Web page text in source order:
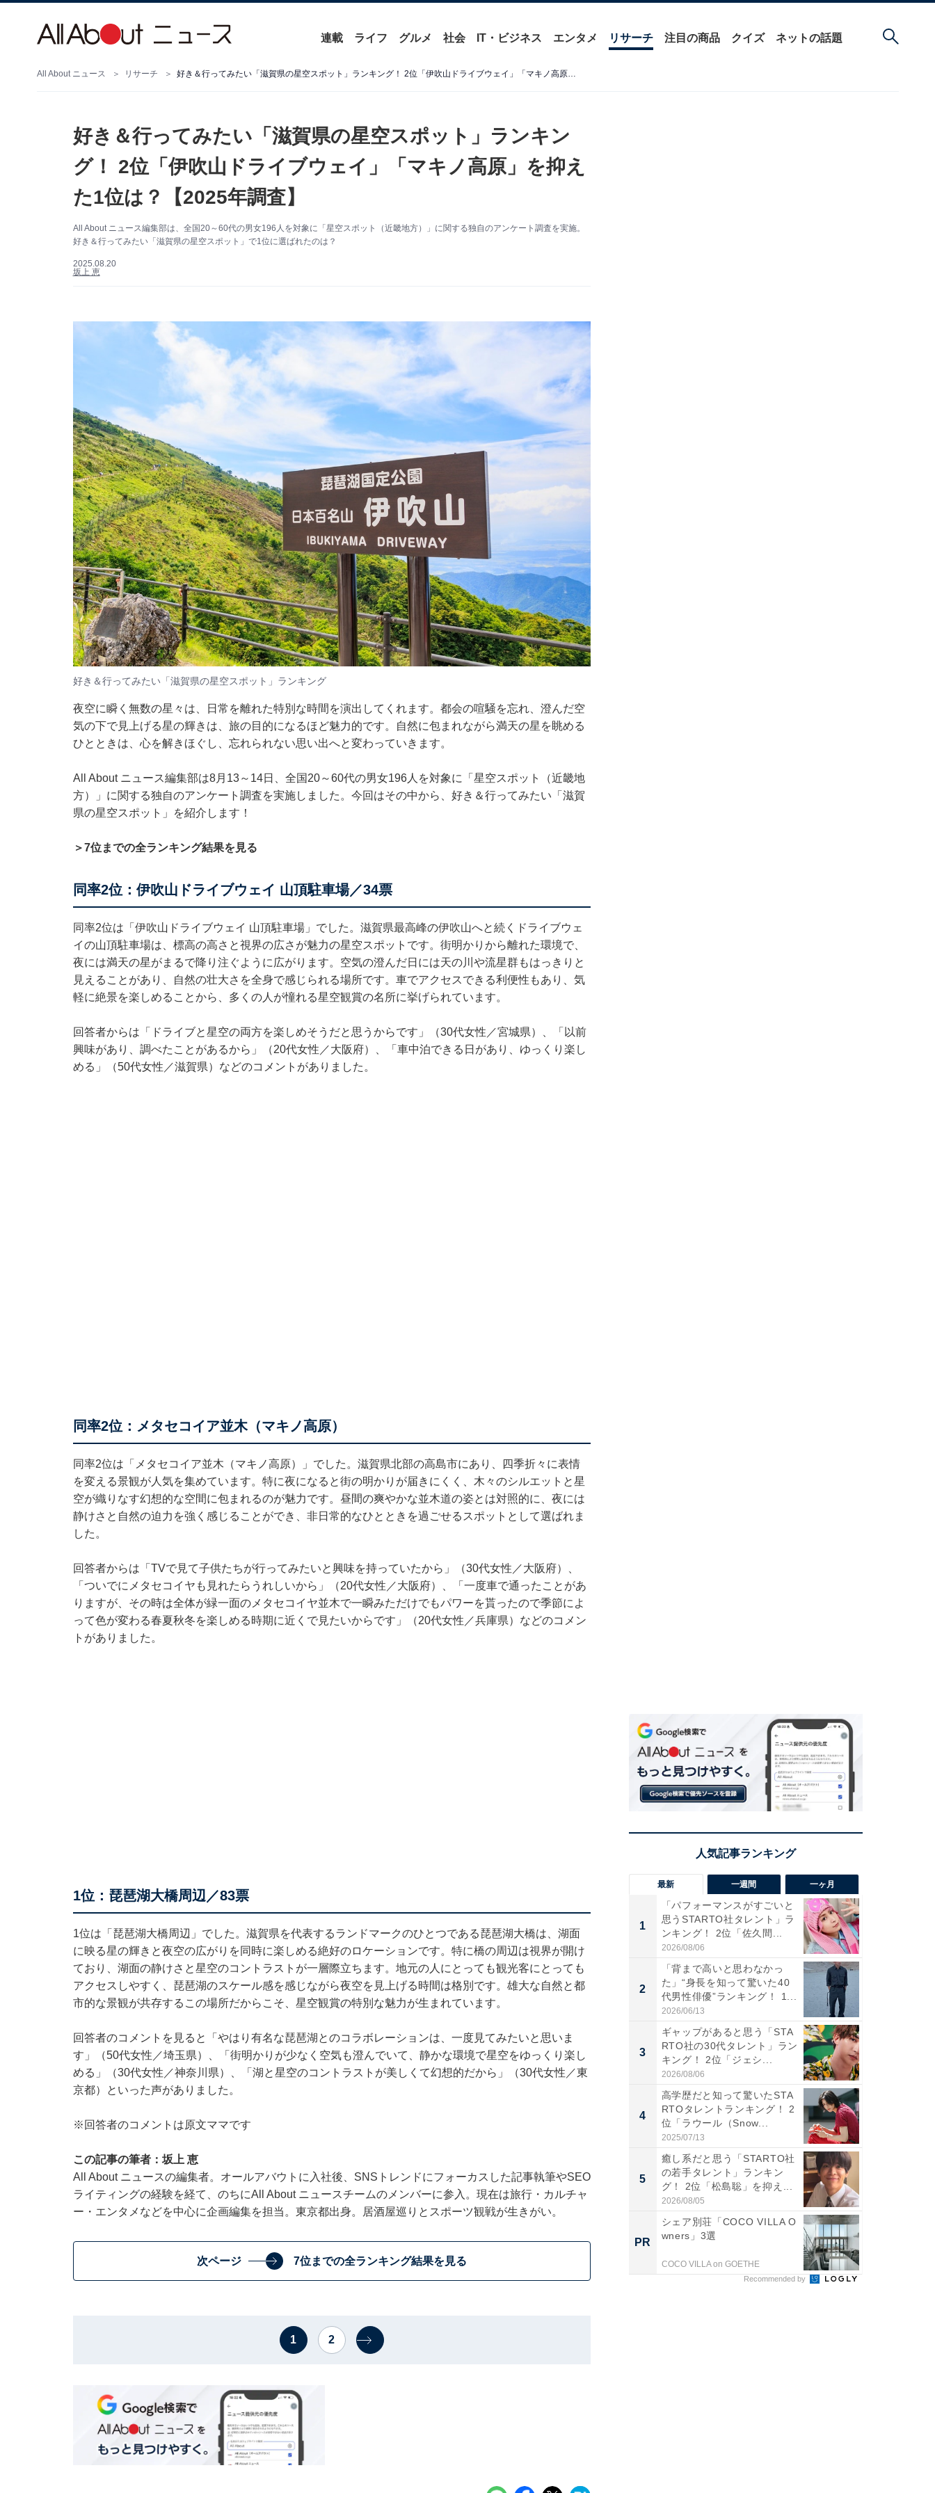
連載 ライフ グルメ 社会 IT・ビジネス エンタメ リサーチ 注目の商品 クイズ ネットの話題
All About ニュース リサーチ 好き＆行ってみたい「滋賀県の星空スポット」ランキング！ 2位「伊吹山ドライブウェイ」「マキノ高原」を抑えた1位は？【2025年調査】
好き＆行ってみたい「滋賀県の星空スポット」ランキン
グ！ 2位「伊吹山ドライブウェイ」「マキノ高原」を抑え
た1位は？【2025年調査】
All About ニュース編集部は、全国20～60代の男女196人を対象に「星空スポット（近畿地方）」に関する独自のアンケート調査を実施。
好き＆行ってみたい「滋賀県の星空スポット」で1位に選ばれたのは？
2025.08.20
坂上 恵
好き＆行ってみたい「滋賀県の星空スポット」ランキング
夜空に瞬く無数の星々は、日常を離れた特別な時間を演出してくれます。都会の喧騒を忘れ、澄んだ空
気の下で見上げる星の輝きは、旅の目的になるほど魅力的です。自然に包まれながら満天の星を眺める
ひとときは、心を解きほぐし、忘れられない思い出へと変わっていきます。
All About ニュース編集部は8月13～14日、全国20～60代の男女196人を対象に「星空スポット（近畿地
方）」に関する独自のアンケート調査を実施しました。今回はその中から、好き＆行ってみたい「滋賀
県の星空スポット」を紹介します！
＞7位までの全ランキング結果を見る
同率2位：伊吹山ドライブウェイ 山頂駐車場／34票
同率2位は「伊吹山ドライブウェイ 山頂駐車場」でした。滋賀県最高峰の伊吹山へと続くドライブウェ
イの山頂駐車場は、標高の高さと視界の広さが魅力の星空スポットです。街明かりから離れた環境で、
夜には満天の星がまるで降り注ぐように広がります。空気の澄んだ日には天の川や流星群もはっきりと
見えることがあり、自然の壮大さを全身で感じられる場所です。車でアクセスできる利便性もあり、気
軽に絶景を楽しめることから、多くの人が憧れる星空観賞の名所に挙げられています。
回答者からは「ドライブと星空の両方を楽しめそうだと思うからです」（30代女性／宮城県）、「以前
興味があり、調べたことがあるから」（20代女性／大阪府）、「車中泊できる日があり、ゆっくり楽し
める」（50代女性／滋賀県）などのコメントがありました。
同率2位：メタセコイア並木（マキノ高原）
同率2位は「メタセコイア並木（マキノ高原）」でした。滋賀県北部の高島市にあり、四季折々に表情
を変える景観が人気を集めています。特に夜になると街の明かりが届きにくく、木々のシルエットと星
空が織りなす幻想的な空間に包まれるのが魅力です。昼間の爽やかな並木道の姿とは対照的に、夜には
静けさと自然の迫力を強く感じることができ、非日常的なひとときを過ごせるスポットとして選ばれま
した。
回答者からは「TVで見て子供たちが行ってみたいと興味を持っていたから」（30代女性／大阪府）、
「ついでにメタセコイヤも見れたらうれしいから」（20代女性／大阪府）、「一度車で通ったことがあ
りますが、その時は全体が緑一面のメタセコイヤ並木で一瞬みただけでもパワーを貰ったので季節によ
って色が変わる春夏秋冬を楽しめる時期に近くで見たいからです」（20代女性／兵庫県）などのコメン
トがありました。
1位：琵琶湖大橋周辺／83票
1位は「琵琶湖大橋周辺」でした。滋賀県を代表するランドマークのひとつである琵琶湖大橋は、湖面
に映る星の輝きと夜空の広がりを同時に楽しめる絶好のロケーションです。特に橋の周辺は視界が開け
ており、湖面の静けさと星空のコントラストが一層際立ちます。地元の人にとっても観光客にとっても
アクセスしやすく、琵琶湖のスケール感を感じながら夜空を見上げる時間は格別です。雄大な自然と都
市的な景観が共存するこの場所だからこそ、星空観賞の特別な魅力が生まれています。
回答者のコメントを見ると「やはり有名な琵琶湖とのコラボレーションは、一度見てみたいと思いま
す」（50代女性／埼玉県）、「街明かりが少なく空気も澄んでいて、静かな環境で星空をゆっくり楽し
める」（30代女性／神奈川県）、「湖と星空のコントラストが美しくて幻想的だから」（30代女性／東
京都）といった声がありました。
※回答者のコメントは原文ママです
この記事の筆者：坂上 恵
All About ニュースの編集者。オールアバウトに入社後、SNSトレンドにフォーカスした記事執筆やSEO
ライティングの経験を経て、のちにAll About ニュースチームのメンバーに参入。現在は旅行・カルチャ
ー・エンタメなどを中心に企画編集を担当。東京都出身。居酒屋巡りとスポーツ観戦が生きがい。
次ページ 7位までの全ランキング結果を見る
1 2
最新 一週間 一ヶ月
1
「パフォーマンスがすごいと
思うSTARTO社タレント」ラ
ンキング！ 2位「佐久間...
2026/08/06
2
「背まで高いと思わなかっ
た」“身長を知って驚いた40
代男性俳優”ランキング！ 1...
2026/06/13
3
ギャップがあると思う「STA
RTO社の30代タレント」ラン
キング！ 2位「ジェシ...
2026/08/06
4
高学歴だと知って驚いたSTA
RTOタレントランキング！ 2
位「ラウール（Snow...
2025/07/13
5
癒し系だと思う「STARTO社
の若手タレント」ランキン
グ！ 2位「松島聡」を抑え...
2026/08/05
PR
シェア別荘「COCO VILLA O
wners」3選
COCO VILLA on GOETHE
Recommended by